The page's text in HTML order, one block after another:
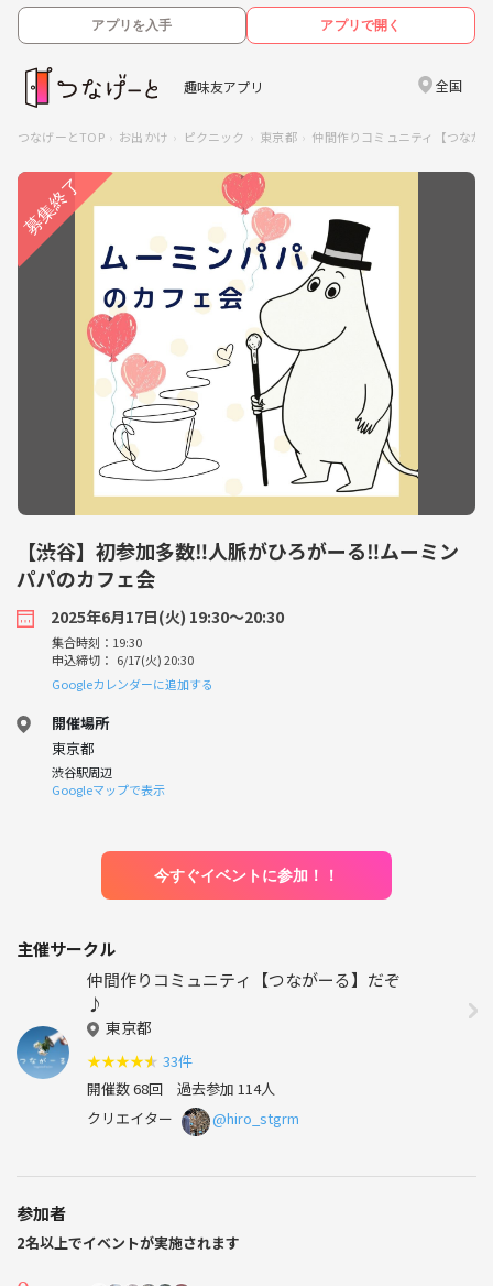
アプリを入手 アプリで開く
趣味友アプリ 全国
つなげーとTOP お出かけ ピクニック 東京都 仲間作りコミュニティ【つなが
【渋谷】初参加多数‼人脈がひろがーる‼ムーミン
パパのカフェ会
2025年6月17日(火) 19:30〜20:30
集合時刻：19:30
申込締切： 6/17(火) 20:30
Googleカレンダーに追加する
開催場所
東京都
渋谷駅周辺
Googleマップで表示
今すぐイベントに参加！！
主催サークル
仲間作りコミュニティ【つながーる】だぞ
♪
東京都
★★★★★ 33件
開催数 68回 過去参加 114人
クリエイター
@hiro_stgrm
参加者
2名以上でイベントが実施されます